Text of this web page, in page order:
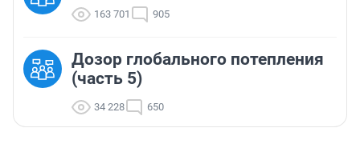
163 701 905
Дозор глобального потепления
(часть 5)
34 228 650